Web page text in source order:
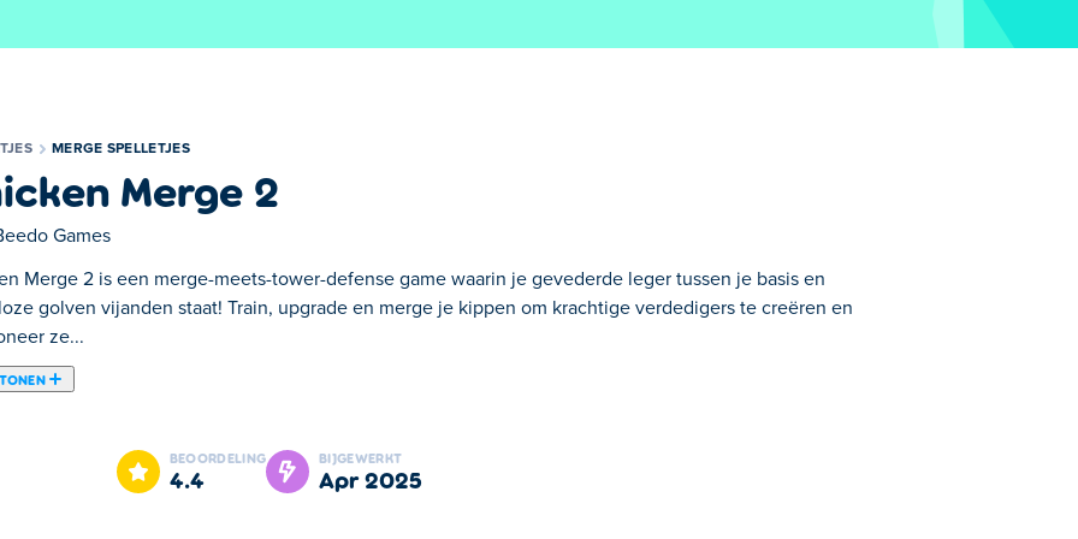
MERGE SPELLETJES
Merge 2
Games
Merge 2 is een merge-meets-tower-defense game waarin je gevederde leger tussen je basis en
golven vijanden staat! Train, upgrade en merge je kippen om krachtige verdedigers te creëren en
ze...
defense game waarin je gevederde leger tussen je basis en eindeloze golven vijanden staat! Train,
Kan jouw ultieme kippenteam de linie vasthouden?
BEOORDELING
4.4
BIJGEWERKT
apr 2025